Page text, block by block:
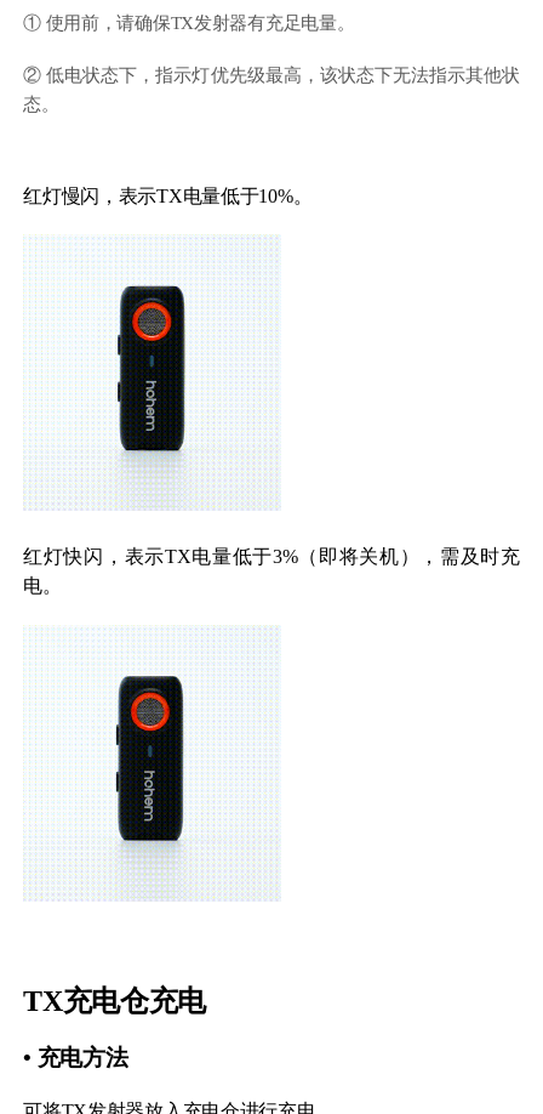
① 使用前，请确保TX发射器有充足电量。
② 低电状态下，指示灯优先级最高，该状态下无法指示其他状
态。
红灯慢闪，表示TX电量低于10%。
红灯快闪，表示TX电量低于3%（即将关机），需及时充
电。
TX充电仓充电
• 充电方法